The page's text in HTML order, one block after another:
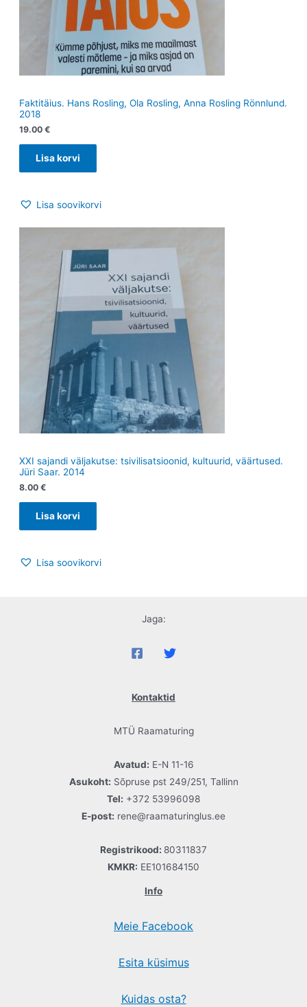
Faktitäius. Hans Rosling, Ola Rosling, Anna Rosling Rönnlund.
2018
19.00 €
Lisa korvi
Lisa soovikorvi
XXI sajandi väljakutse: tsivilisatsioonid, kultuurid, väärtused.
Jüri Saar. 2014
8.00 €
Lisa korvi
Lisa soovikorvi
Jaga:
Kontaktid
MTÜ Raamaturing
Avatud: E-N 11-16
Asukoht: Sõpruse pst 249/251, Tallinn
Tel: +372 53996098
E-post: rene@raamaturinglus.ee
Registrikood: 80311837
KMKR: EE101684150
Info
Meie Facebook
Esita küsimus
Kuidas osta?